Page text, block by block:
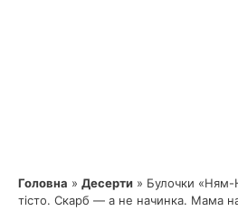
Головна » Десерти » Булочки
тісто. Скарб — а не начинка. Мама